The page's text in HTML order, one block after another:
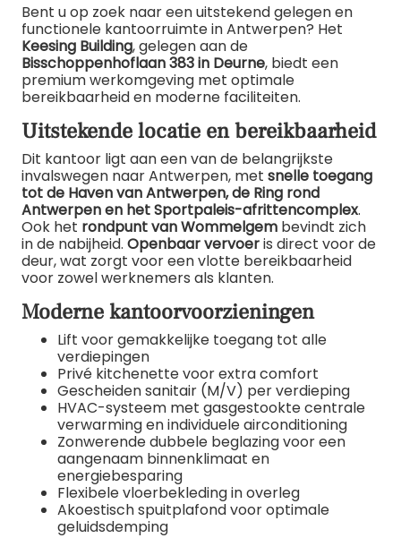
Bent u op zoek naar een uitstekend gelegen en
functionele kantoorruimte in Antwerpen? Het
Keesing Building, gelegen aan de
Bisschoppenhoflaan 383 in Deurne, biedt een
premium werkomgeving met optimale
bereikbaarheid en moderne faciliteiten.
Uitstekende locatie en bereikbaarheid
Dit kantoor ligt aan een van de belangrijkste
invalswegen naar Antwerpen, met snelle toegang
tot de Haven van Antwerpen, de Ring rond
Antwerpen en het Sportpaleis-afrittencomplex.
Ook het rondpunt van Wommelgem bevindt zich
in de nabijheid. Openbaar vervoeris direct voor de
deur, wat zorgt voor een vlotte bereikbaarheid
voor zowel werknemers als klanten.
Moderne kantoorvoorzieningen
Lift voor gemakkelijke toegang tot alle
verdiepingen
Privé kitchenette voor extra comfort
Gescheiden sanitair (M/V) per verdieping
HVAC-systeem met gasgestookte centrale
verwarming en individuele airconditioning
Zonwerende dubbele beglazing voor een
aangenaam binnenklimaat en
energiebesparing
Flexibele vloerbekleding in overleg
Akoestisch spuitplafond voor optimale
geluidsdemping